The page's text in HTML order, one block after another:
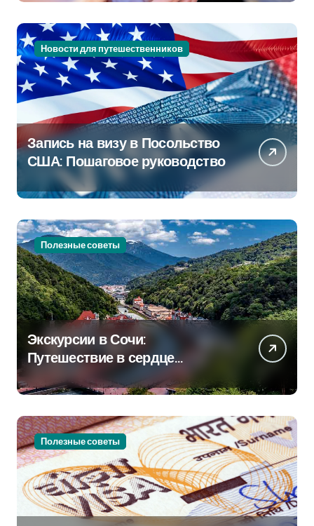
Новости для путешественников
Запись на визу в Посольство
США: Пошаговое руководство
Полезные советы
Экскурсии в Сочи:
Путешествие в сердце
Черноморского курорта
Полезные советы